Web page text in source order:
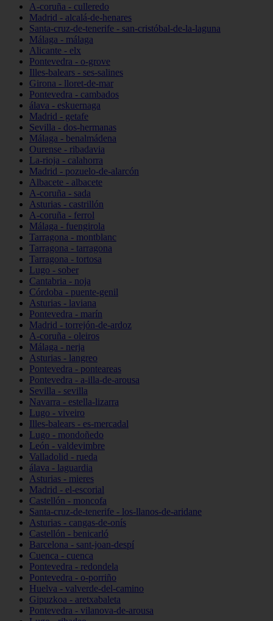
A-coruña - culleredo
Madrid - alcalá-de-henares
Santa-cruz-de-tenerife - san-cristóbal-de-la-laguna
Málaga - málaga
Alicante - elx
Pontevedra - o-grove
Illes-balears - ses-salines
Girona - lloret-de-mar
Pontevedra - cambados
álava - eskuernaga
Madrid - getafe
Sevilla - dos-hermanas
Málaga - benalmádena
Ourense - ribadavia
La-rioja - calahorra
Madrid - pozuelo-de-alarcón
Albacete - albacete
A-coruña - sada
Asturias - castrillón
A-coruña - ferrol
Málaga - fuengirola
Tarragona - montblanc
Tarragona - tarragona
Tarragona - tortosa
Lugo - sober
Cantabria - noja
Córdoba - puente-genil
Asturias - laviana
Pontevedra - marín
Madrid - torrejón-de-ardoz
A-coruña - oleiros
Málaga - nerja
Asturias - langreo
Pontevedra - ponteareas
Pontevedra - a-illa-de-arousa
Sevilla - sevilla
Navarra - estella-lizarra
Lugo - viveiro
Illes-balears - es-mercadal
Lugo - mondoñedo
León - valdevimbre
Valladolid - rueda
álava - laguardia
Asturias - mieres
Madrid - el-escorial
Castellón - moncofa
Santa-cruz-de-tenerife - los-llanos-de-aridane
Asturias - cangas-de-onís
Castellón - benicarló
Barcelona - sant-joan-despí
Cuenca - cuenca
Pontevedra - redondela
Pontevedra - o-porriño
Huelva - valverde-del-camino
Gipuzkoa - aretxabaleta
Pontevedra - vilanova-de-arousa